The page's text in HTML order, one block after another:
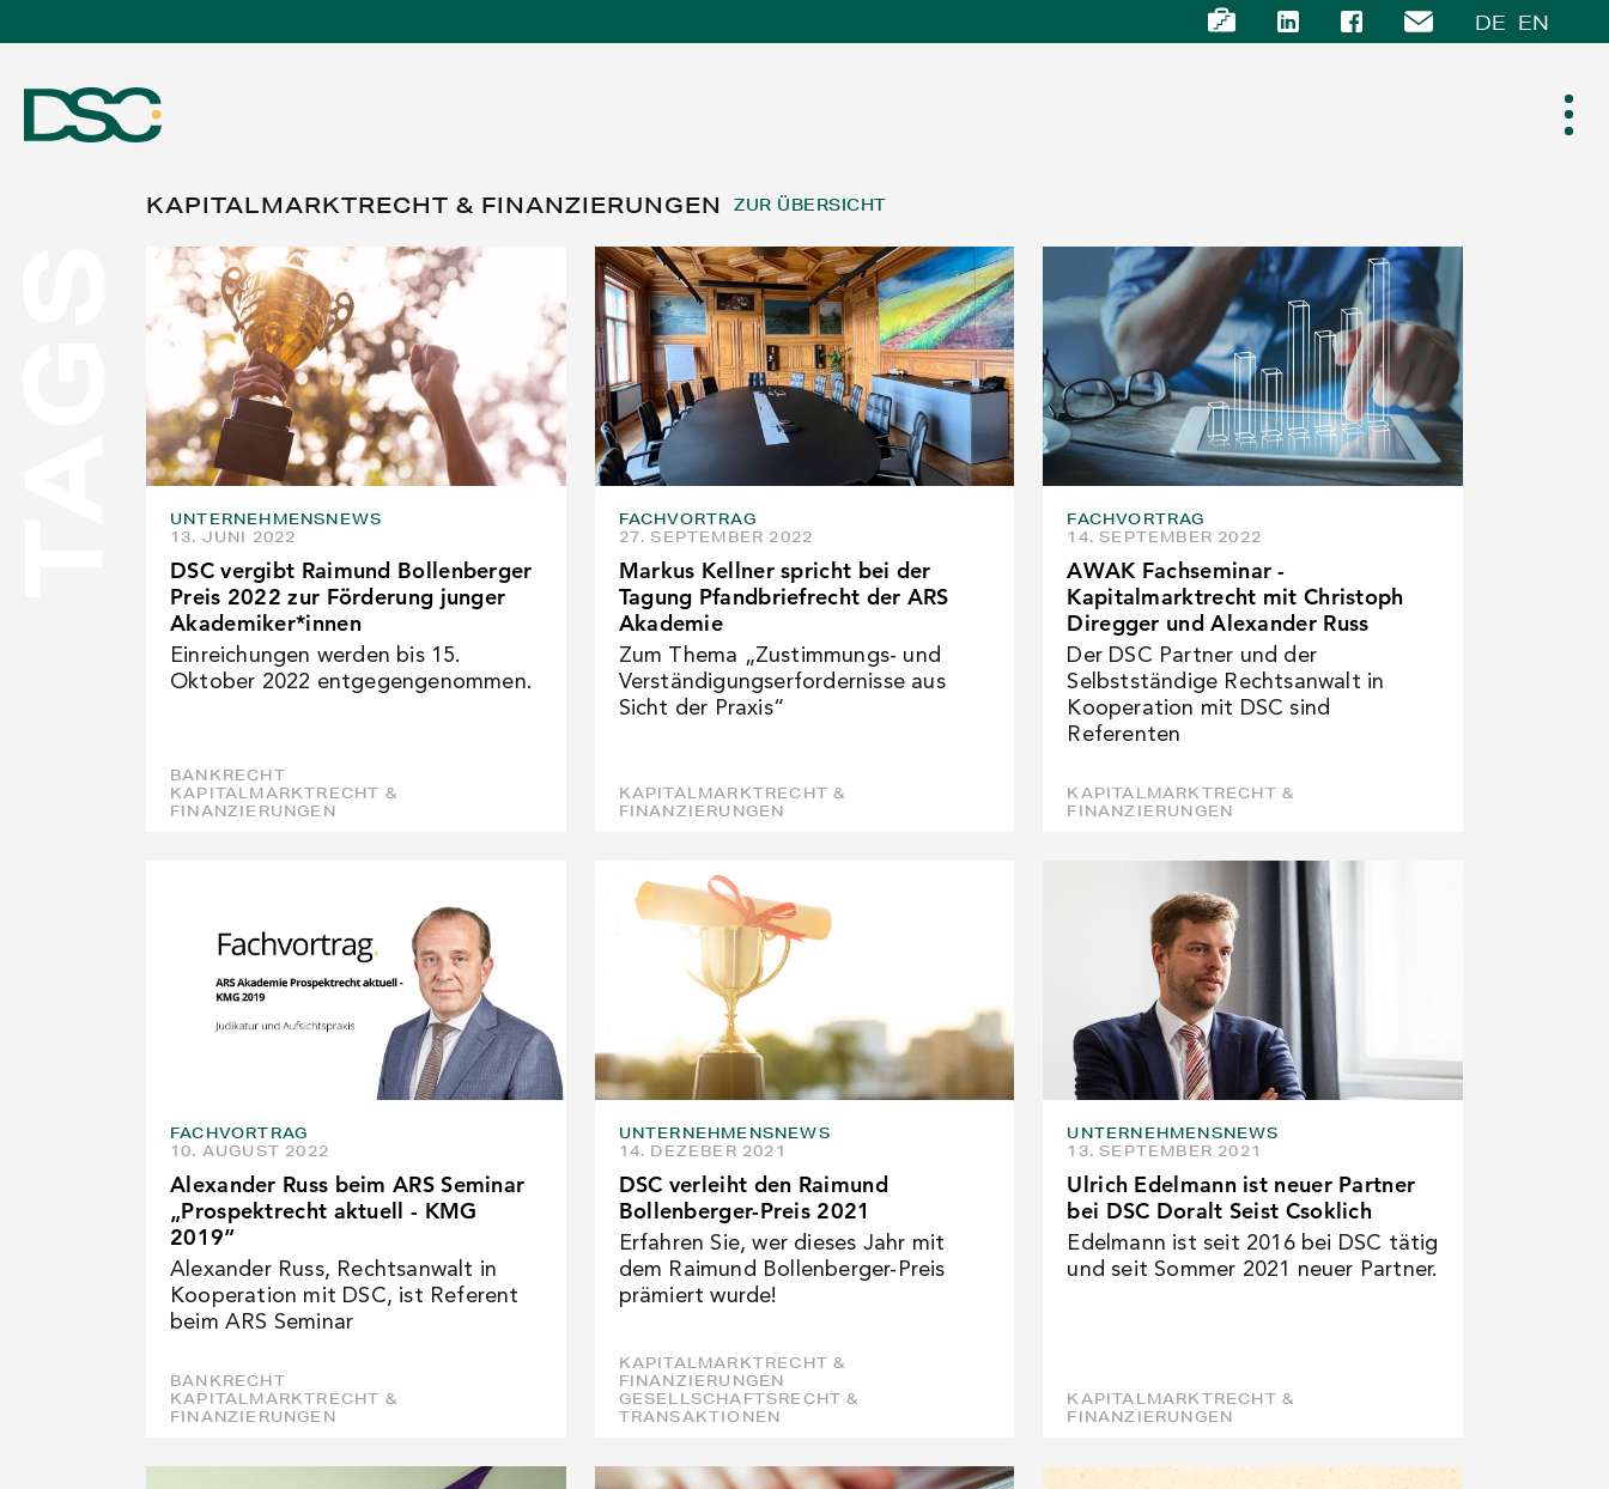
DE EN
ÜBER UNS
EXPERTISE
NEWS
KARRIERE
KONTAKT
KAPITALMARKTRECHT & FINANZIERUNGEN ZUR ÜBERSICHT
UNTERNEHMENSNEWS
13. JUNI 2022
DSC vergibt Raimund Bollenberger
Preis 2022 zur Förderung junger
Akademiker*innen
Einreichungen werden bis 15.
Oktober 2022 entgegengenommen.
BANKRECHT
KAPITALMARKTRECHT &
FINANZIERUNGEN
FACHVORTRAG
27. SEPTEMBER 2022
Markus Kellner spricht bei der
Tagung Pfandbriefrecht der ARS
Akademie
Zum Thema „Zustimmungs- und
Verständigungserfordernisse aus
Sicht der Praxis“
KAPITALMARKTRECHT &
FINANZIERUNGEN
FACHVORTRAG
14. SEPTEMBER 2022
AWAK Fachseminar -
Kapitalmarktrecht mit Christoph
Diregger und Alexander Russ
Der DSC Partner und der
Selbstständige Rechtsanwalt in
Kooperation mit DSC sind
Referenten
KAPITALMARKTRECHT &
FINANZIERUNGEN
FACHVORTRAG
10. AUGUST 2022
Alexander Russ beim ARS Seminar
„Prospektrecht aktuell - KMG
2019“
Alexander Russ, Rechtsanwalt in
Kooperation mit DSC, ist Referent
beim ARS Seminar
BANKRECHT
KAPITALMARKTRECHT &
FINANZIERUNGEN
UNTERNEHMENSNEWS
14. DEZEBER 2021
DSC verleiht den Raimund
Bollenberger-Preis 2021
Erfahren Sie, wer dieses Jahr mit
dem Raimund Bollenberger-Preis
prämiert wurde!
KAPITALMARKTRECHT &
FINANZIERUNGEN
GESELLSCHAFTSRECHT &
TRANSAKTIONEN
UNTERNEHMENSNEWS
13. SEPTEMBER 2021
Ulrich Edelmann ist neuer Partner
bei DSC Doralt Seist Csoklich
Edelmann ist seit 2016 bei DSC tätig
und seit Sommer 2021 neuer Partner.
KAPITALMARKTRECHT &
FINANZIERUNGEN